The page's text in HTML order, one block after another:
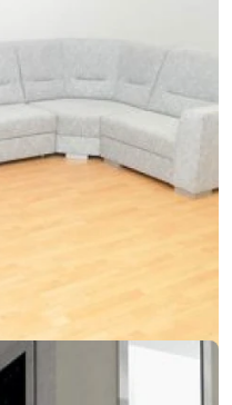
integruje kreslo aj